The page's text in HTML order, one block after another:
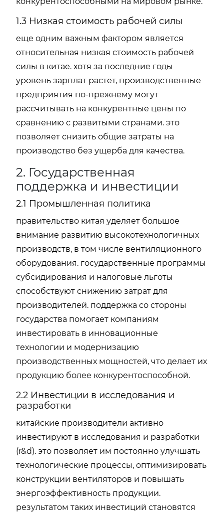
1.3 Низкая стоимость рабочей силы
еще одним важным фактором является
относительная низкая стоимость рабочей
силы в китае. хотя за последние годы
уровень зарплат растет, производственные
предприятия по-прежнему могут
рассчитывать на конкурентные цены по
сравнению с развитыми странами. это
позволяет снизить общие затраты на
производство без ущерба для качества.
2. Государственная
поддержка и инвестиции
2.1 Промышленная политика
правительство китая уделяет большое
внимание развитию высокотехнологичных
производств, в том числе вентиляционного
оборудования. государственные программы
субсидирования и налоговые льготы
способствуют снижению затрат для
производителей. поддержка со стороны
государства помогает компаниям
инвестировать в инновационные
технологии и модернизацию
производственных мощностей, что делает их
продукцию более конкурентоспособной.
2.2 Инвестиции в исследования и
разработки
китайские производители активно
инвестируют в исследования и разработки
(r&d). это позволяет им постоянно улучшать
технологические процессы, оптимизировать
конструкции вентиляторов и повышать
энергоэффективность продукции.
результатом таких инвестиций становятся